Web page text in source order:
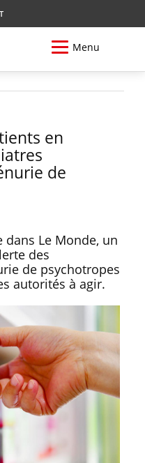
Menu
en
de
Le Monde, un
des
de psychotropes
autorités à agir.